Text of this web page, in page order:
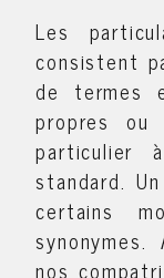
Les
consistent
de termes
propres
particulier
standard.
certains
nos